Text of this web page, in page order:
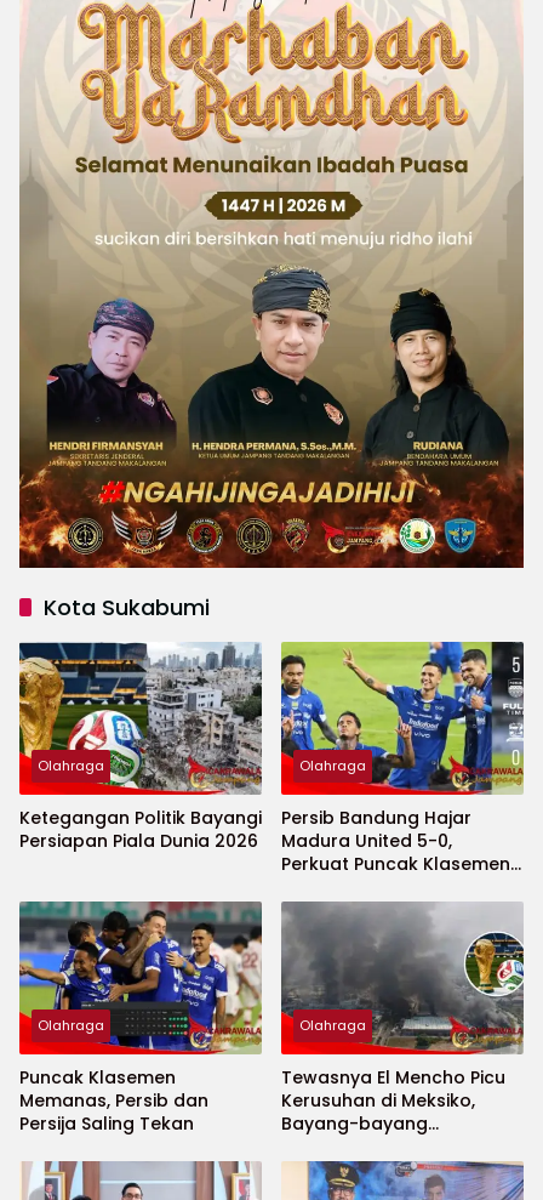
Kota Sukabumi
Olahraga
Ketegangan Politik Bayangi
Persiapan Piala Dunia 2026
Olahraga
Persib Bandung Hajar
Madura United 5-0,
Perkuat Puncak Klasemen
Olahraga
Puncak Klasemen
Memanas, Persib dan
Persija Saling Tekan
Olahraga
Tewasnya El Mencho Picu
Kerusuhan di Meksiko,
Bayang-bayang
2026 Menguat